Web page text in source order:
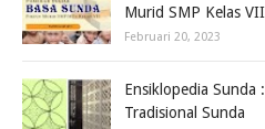
Murid SMP Kelas
Februari 20, 2023
Ensiklopedia Sunda
Tradisional Sunda